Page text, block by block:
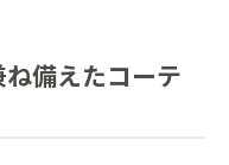
備えたコーテ